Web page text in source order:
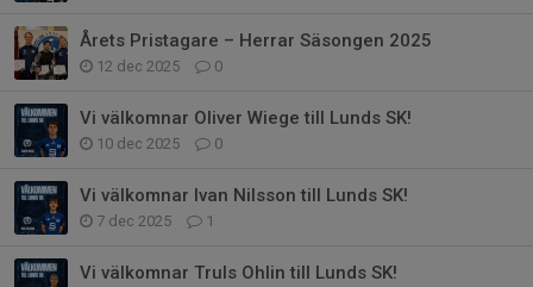
Årets Pristagare – Herrar Säsongen 2025
12 dec 2025 0
Vi välkomnar Oliver Wiege till Lunds SK!
10 dec 2025 0
Vi välkomnar Ivan Nilsson till Lunds SK!
7 dec 2025 1
Vi välkomnar Truls Ohlin till Lunds SK!